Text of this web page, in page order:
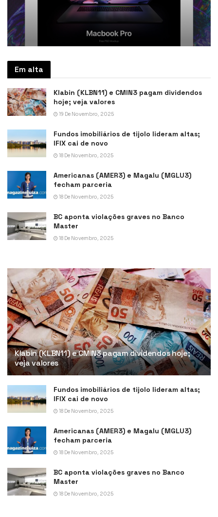
Em alta
Klabin (KLBN11) e CMIN3 pagam dividendos
hoje; veja valores
19 De Novembro, 2025
Fundos imobiliários de tijolo lideram altas;
IFIX cai de novo
18 De Novembro, 2025
Americanas (AMER3) e Magalu (MGLU3)
fecham parceria
18 De Novembro, 2025
BC aponta violações graves no Banco
Master
18 De Novembro, 2025
Klabin (KLBN11) e CMIN3 pagam dividendos hoje;
veja valores
Fundos imobiliários de tijolo lideram altas;
IFIX cai de novo
18 De Novembro, 2025
Americanas (AMER3) e Magalu (MGLU3)
fecham parceria
18 De Novembro, 2025
BC aponta violações graves no Banco
Master
18 De Novembro, 2025